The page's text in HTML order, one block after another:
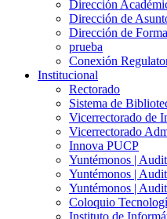
Dirección
Dirección de
Dirección de
prueba
Conexión
Institucional
Rectorado
Sistema de
Vicerrectorado de
Vicerrectorado
Innova PUCP
Yuntémonos |
Yuntémonos |
Yuntémonos |
Coloquio
Instituto de